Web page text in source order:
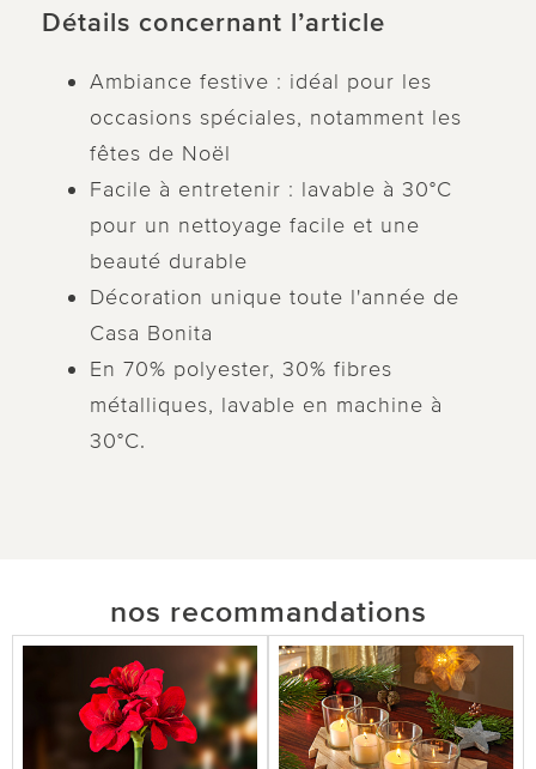
Détails concernant l’article
Ambiance festive : idéal pour les
occasions spéciales, notamment les
fêtes de Noël
Facile à entretenir : lavable à 30°C
pour un nettoyage facile et une
beauté durable
Décoration unique toute l'année de
Casa Bonita
En 70% polyester, 30% fibres
métalliques, lavable en machine à
30°C.
nos recommandations